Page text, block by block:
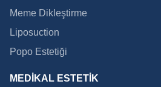
Meme Dikleştirme
Liposuction
Popo Estetiği
MEDİKAL ESTETİK